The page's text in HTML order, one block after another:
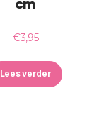
cm
€3,95
Lees verder